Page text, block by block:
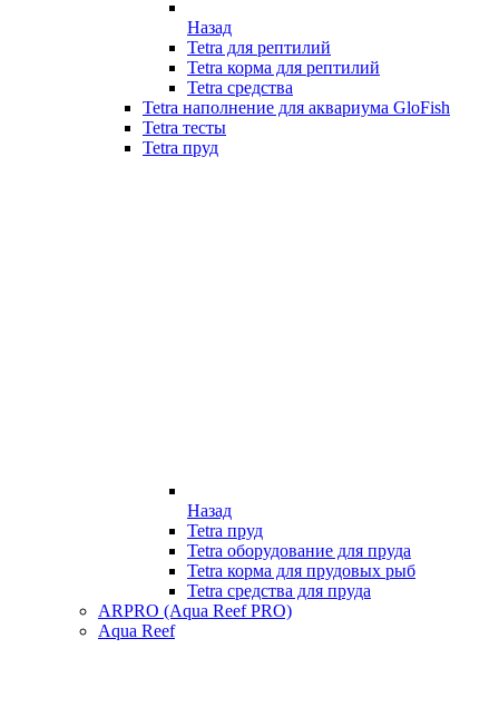
Назад
Tetra для рептилий
Tetra корма для рептилий
Tetra средства
Tetra наполнение для аквариума GloFish
Tetra тесты
Tetra пруд
Назад
Tetra пруд
Tetra оборудование для пруда
Tetra корма для прудовых рыб
Tetra средства для пруда
ARPRO (Aqua Reef PRO)
Aqua Reef